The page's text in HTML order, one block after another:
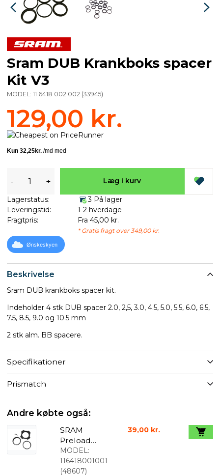
Beskrivelse
Sram DUB krankboks spacer kit.
Indeholder 4 stk DUB spacer 2.0, 2,5, 3.0, 4.5, 5.0, 5.5, 6.0, 6.5,
7.5, 8.5, 9.0 og 10.5 mm
2 stk alm. BB spacere.
Specifikationer
Prismatch
Sram DUB Krankboks spacer
Kit V3
MODEL: 11 6418 002 002 (33945)
129,00 kr.
- + Læg i kurv
Lagerstatus:
3 På lager
Leveringstid:
1-2 hverdage
Fragtpris:
Fra 45,00 kr.
* Gratis fragt over 349,00 kr.
Ønskeskyen
Andre købte også:
SRAM
Preload
justerkit til
DUB
MODEL:
116418001001
(48607)
39,00 kr.